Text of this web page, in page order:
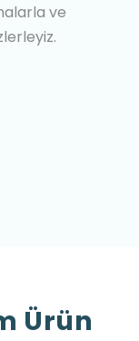
ve
Ürün